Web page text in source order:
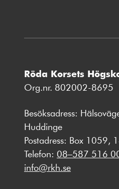
Röda Korsets
Org.nr. 802002-8695
Besöksadress:
Huddinge
Postadress: Box 1059,
Telefon: 08–587 516
info@rkh.se